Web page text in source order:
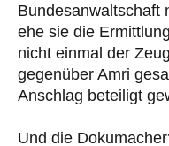
Bundesanwaltschaft
ehe sie die
nicht einmal der
gegenüber Amri
Anschlag beteiligt
Und die